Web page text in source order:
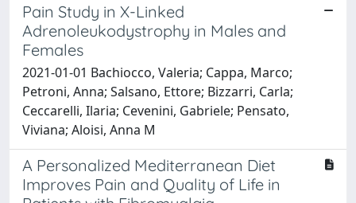
Pain Study in X-Linked
Adrenoleukodystrophy in Males and
Females
2021-01-01 Bachiocco, Valeria; Cappa, Marco;
Petroni, Anna; Salsano, Ettore; Bizzarri, Carla;
Ceccarelli, Ilaria; Cevenini, Gabriele; Pensato,
Viviana; Aloisi, Anna M
A Personalized Mediterranean Diet
Improves Pain and Quality of Life in